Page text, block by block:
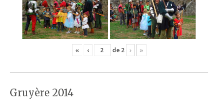
« ‹ de2 › »
Gruyère 2014